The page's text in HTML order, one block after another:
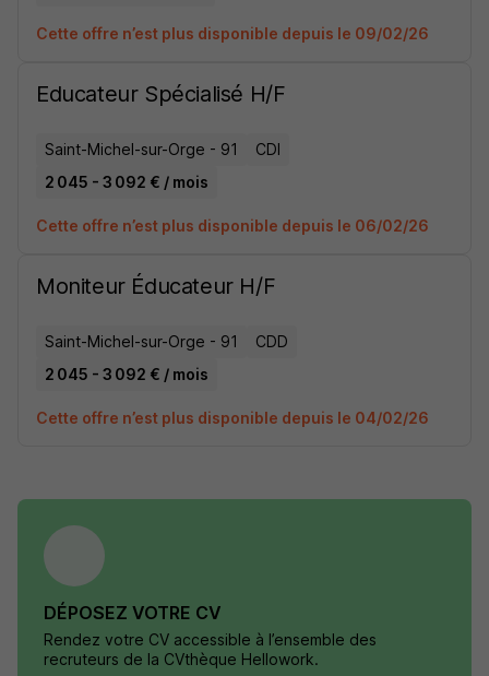
Cette offre n’est plus disponible depuis le 09/02/26
Educateur Spécialisé H/F
Saint-Michel-sur-Orge - 91
CDI
2 045 - 3 092 € / mois
Cette offre n’est plus disponible depuis le 06/02/26
Moniteur Éducateur H/F
Saint-Michel-sur-Orge - 91
CDD
2 045 - 3 092 € / mois
Cette offre n’est plus disponible depuis le 04/02/26
DÉPOSEZ VOTRE CV
Rendez votre CV accessible à l’ensemble des
recruteurs de la CVthèque Hellowork.